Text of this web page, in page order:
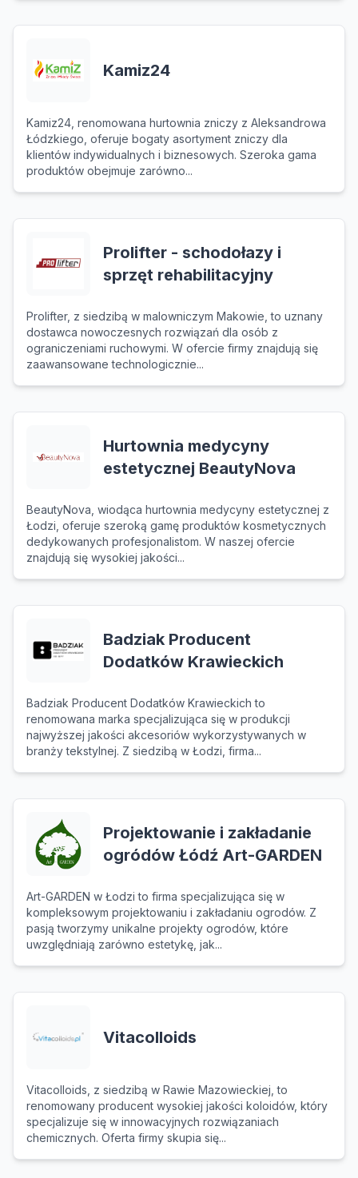
Kamiz24
Kamiz24, renomowana hurtownia zniczy z Aleksandrowa
Łódzkiego, oferuje bogaty asortyment zniczy dla
klientów indywidualnych i biznesowych. Szeroka gama
produktów obejmuje zarówno...
Prolifter - schodołazy i
sprzęt rehabilitacyjny
Prolifter, z siedzibą w malowniczym Makowie, to uznany
dostawca nowoczesnych rozwiązań dla osób z
ograniczeniami ruchowymi. W ofercie firmy znajdują się
zaawansowane technologicznie...
Hurtownia medycyny
estetycznej BeautyNova
BeautyNova, wiodąca hurtownia medycyny estetycznej z
Łodzi, oferuje szeroką gamę produktów kosmetycznych
dedykowanych profesjonalistom. W naszej ofercie
znajdują się wysokiej jakości...
Badziak Producent
Dodatków Krawieckich
Badziak Producent Dodatków Krawieckich to
renomowana marka specjalizująca się w produkcji
najwyższej jakości akcesoriów wykorzystywanych w
branży tekstylnej. Z siedzibą w Łodzi, firma...
Projektowanie i zakładanie
ogródów Łódź Art-GARDEN
Art-GARDEN w Łodzi to firma specjalizująca się w
kompleksowym projektowaniu i zakładaniu ogrodów. Z
pasją tworzymy unikalne projekty ogrodów, które
uwzględniają zarówno estetykę, jak...
Vitacolloids
Vitacolloids, z siedzibą w Rawie Mazowieckiej, to
renomowany producent wysokiej jakości koloidów, który
specjalizuje się w innowacyjnych rozwiązaniach
chemicznych. Oferta firmy skupia się...